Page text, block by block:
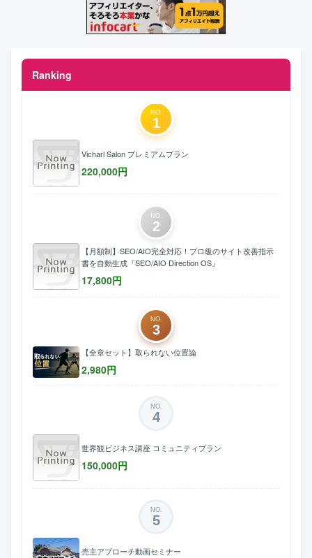
Ranking
NO.
1
Vicharl Salon プレミアムプラン
220,000円
NO.
2
【月額制】SEO/AIO完全対応！プロ級のサイト改善指示
書を自動生成『SEO/AIO Direction OS』
17,800円
NO.
3
【全章セット】取られない位置論
2,980円
NO.
4
世界観ビジネス講座 コミュニティプラン
150,000円
NO.
5
売主アプローチ動画セミナー